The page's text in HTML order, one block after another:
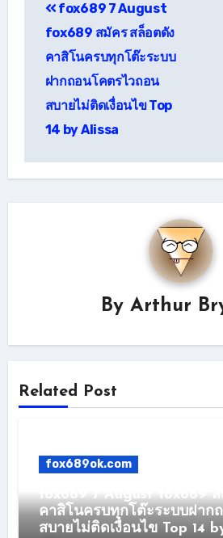
เรื่อง
fox689 7 August
fox689 สมัคร สล็อตดัง
คาสิโนครบทุกโต๊ะระบบ
ฝากถอนโคตรไวถอน
สบายไม่ติดเงื่อนไข Top
14 by Alissa
By Arthur
Related Post
fox689ok.com
fox689 7 August fox689
คาสิโนครบทุกโต๊ะระบบฝาก
สบายไม่ติดเงื่อนไข Top 14